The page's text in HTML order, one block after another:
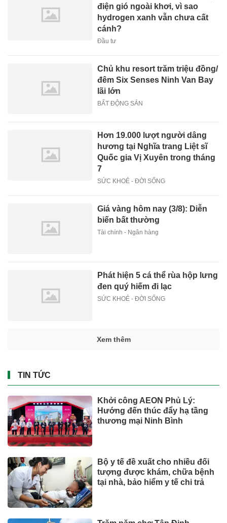
điện gió ngoài khơi, vì sao
hydrogen xanh vẫn chưa cất
cánh?
Đầu tư
Chủ khu resort trăm triệu đồng/
đêm Six Senses Ninh Van Bay
lãi lớn
BẤT ĐỘNG SẢN
Hơn 19.000 lượt người dâng
hương tại Nghĩa trang Liệt sĩ
Quốc gia Vị Xuyên trong tháng
7
SỨC KHOẺ - ĐỜI SỐNG
Giá vàng hôm nay (3/8): Diễn
biến bất thường
Tài chính - Ngân hàng
Phát hiện 5 cá thể rùa hộp lưng
đen quý hiếm đi lạc
SỨC KHOẺ - ĐỜI SỐNG
Xem thêm
TIN TỨC
Khởi công AEON Phủ Lý:
Hướng đến thúc đẩy hạ tầng
thương mại Ninh Bình
Bộ y tế đề xuất cho nhiều đối
tượng được khám, chữa bệnh
tại nhà, bảo hiểm y tế chi trả